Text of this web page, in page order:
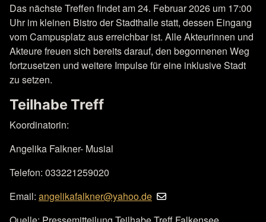
Das nächste Treffen findet am 24. Februar 2026 um 17:00
Uhr im kleinen Bistro der Stadthalle statt, dessen Eingang
vom Campusplatz aus erreichbar ist. Alle Akteurinnen und
Akteure freuen sich bereits darauf, den begonnenen Weg
fortzusetzen und weitere Impulse für eine inklusive Stadt
zu setzen.
Teilhabe Treff
Koordinatorin:
Angelika Falkner- Musial
Telefon: 033221259020
Email: angelikafalkner@yahoo.de